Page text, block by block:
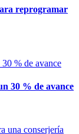
reprogramar
30 % de avance